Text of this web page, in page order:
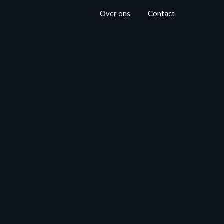
Over ons Contact